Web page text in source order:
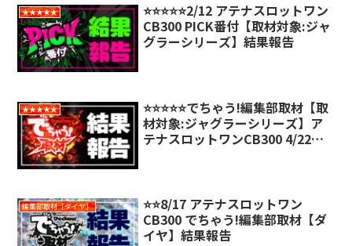
★★★★★
⭐️⭐️⭐️⭐️⭐️2/12 アテナスロットワン
CB300 PICK番付【取材対象:ジャ
グラーシリーズ】結果報告
★★★★★
⭐️⭐️⭐️⭐️⭐️でちゃう!編集部取材【取
材対象:ジャグラーシリーズ】ア
テナスロットワンCB300 4/22結
編集部取材［ダイヤ］
⭐️⭐️8/17 アテナスロットワン
CB300 でちゃう!編集部取材【ダ
イヤ】結果報告